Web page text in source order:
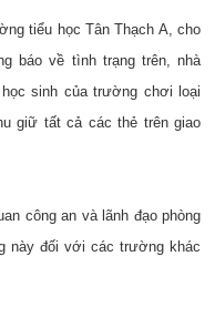
tiểu học Tân Thạch A, cho
báo về tình trạng trên, nhà
sinh của trường chơi loại
giữ tất cả các thẻ trên giao
công an và lãnh đạo phòng
này đối với các trường khác